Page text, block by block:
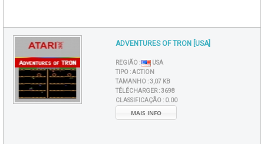
ADVENTURES OF TRON [USA]
REGIÃO :
USA
TIPO :ACTION
TAMANHO :3,07 KB
TÉLÉCHARGER :3698
CLASSIFICAÇÃO : 0.00
MAIS INFO